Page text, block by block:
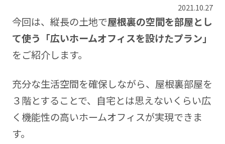
2021.10.27
今回は、縦長の土地で屋根裏の空間を部屋とし
て使う「広いホームオフィスを設けたプラン」
をご紹介します。
充分な生活空間を確保しながら、屋根裏部屋を
３階とすることで、自宅とは思えないくらい広
く機能性の高いホームオフィスが実現できま
す。